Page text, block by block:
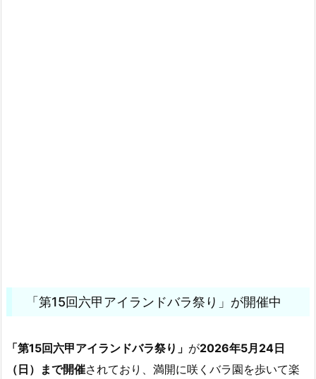
「第15回六甲アイランドバラ祭り」が開催中
「第15回六甲アイランドバラ祭り」 が2026年5月24日
（日）まで開催されており、満開に咲くバラ園を歩いて楽